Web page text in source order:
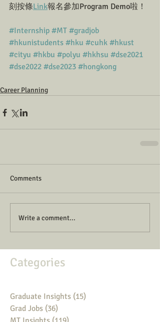
刻按條Link報名參加Program Demo啦！
#Internship #MT #gradjob
#hkunistudents #hku #cuhk #hkust
#cityu #hkbu #polyu #hkhsu #dse2021
#dse2022 #dse2023 #hongkong
Career Planning
Comments
Write a comment...
Categories
Graduate Insights (15)
Grad Jobs (36)